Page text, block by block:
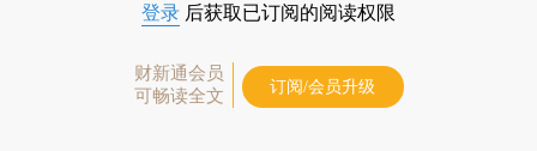
登录 后获取已订阅的阅读权限
财新通会员
可畅读全文
订阅/会员升级